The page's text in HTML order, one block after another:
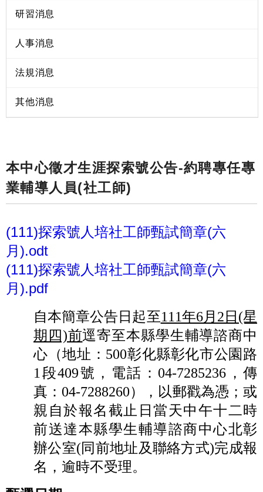
研習消息
人事消息
法規消息
其他消息
本中心徵才生涯探索號公告-約聘專任專
業輔導人員(社工師)
(111)探索號人培社工師甄試簡章(六
月).odt
(111)探索號人培社工師甄試簡章(六
月).pdf
自本簡章公告日起至111年6月2日(星
期四)前逕寄至本縣學生輔導諮商中
心（地址：500彰化縣彰化市公園路
1段409號，電話：04-7285236，傳
真：04-7288260），以郵戳為憑；或
親自於報名截止日當天中午十二時
前送達本縣學生輔導諮商中心北彰
辦公室(同前地址及聯絡方式)完成報
名，逾時不受理。